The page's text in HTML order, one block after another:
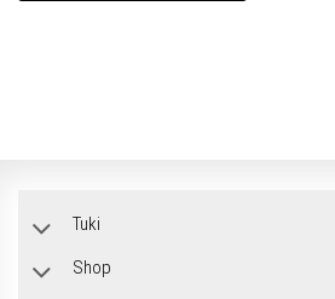
Tuki
Shop